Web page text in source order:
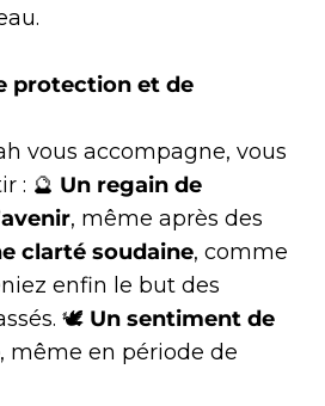
protection et de
vous accompagne, vous
: 🔮 Un regain de
, même après des
clarté soudaine, comme
enfin le but des
🕊 Un sentiment de
, même en période de